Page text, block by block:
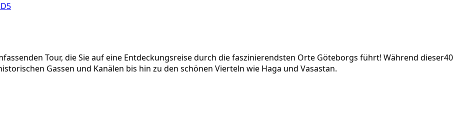
Tour, die Sie auf eine Entdeckungsreise durch die faszinierendsten Orte Göteborgs führt! Während dieser40
Gassen und Kanälen bis hin zu den schönen Vierteln wie Haga und Vasastan.